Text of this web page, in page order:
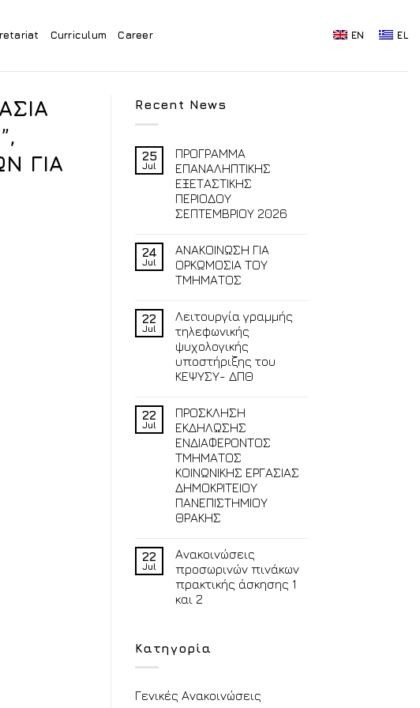
Curriculum Career EN EL
ΓΙΑ
Recent News
25
Jul
ΠΡΟΓΡΑΜΜΑ
ΕΠΑΝΑΛΗΠΤΙΚΗΣ
ΕΞΕΤΑΣΤΙΚΗΣ
ΠΕΡΙΟΔΟΥ
ΣΕΠΤΕΜΒΡΙΟΥ 2026
24
Jul
ΑΝΑΚΟΙΝΩΣΗ ΓΙΑ
ΟΡΚΩΜΟΣΙΑ ΤΟΥ
ΤΜΗΜΑΤΟΣ
22
Jul
Λειτουργία γραμμής
τηλεφωνικής
ψυχολογικής
υποστήριξης του
ΚΕΨΥΣΥ- ΔΠΘ
22
Jul
ΠΡΟΣΚΛΗΣΗ
ΕΚΔΗΛΩΣΗΣ
ΕΝΔΙΑΦΕΡΟΝΤΟΣ
ΤΜΗΜΑΤΟΣ
ΚΟΙΝΩΝΙΚΗΣ ΕΡΓΑΣΙΑΣ
ΔΗΜΟΚΡΙΤΕΙΟΥ
ΠΑΝΕΠΙΣΤΗΜΙΟΥ
ΘΡΑΚΗΣ
22
Jul
Ανακοινώσεις
προσωρινών πινάκων
πρακτικής άσκησης 1
και 2
Κατηγορία
Γενικές Ανακοινώσεις